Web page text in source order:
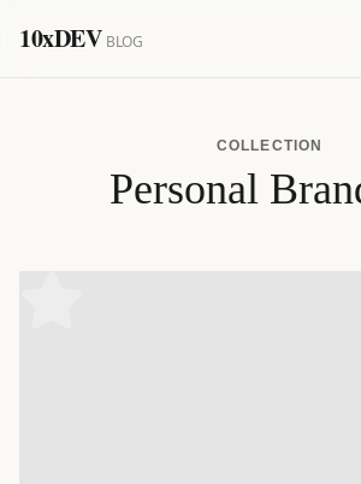
10xDEV BLOG
COLLECTION
Personal